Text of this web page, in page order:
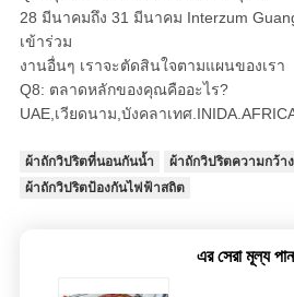
28 มีนาคมถึง 31 มีนาคม Interzum
เข้าร่วม
งานอื่นๆ เราจะตัดสินใจตามแผนของเรา
Q8: ตลาดหลักของคุณคืออะไร?
UAE,เวียดนาม,บังคลาเทศ
ผ้าถักวิปริตที่นอนกันน้ำ
ผ้าถักวิปริตความกว้า
ผ้าถักวิปริตป้องกันไฟฟ้าสถิต
এর সেরা মূল্য পান